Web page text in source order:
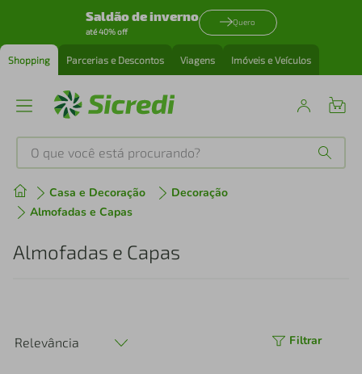
Saldão de inverno
até 40% off
Quero
Shopping Parcerias e Descontos Viagens Imóveis e Veículos
O que você está procurando?
Casa e Decoração
Decoração
Almofadas e Capas
Almofadas e Capas
Relevância Filtrar
Produtos mais buscados